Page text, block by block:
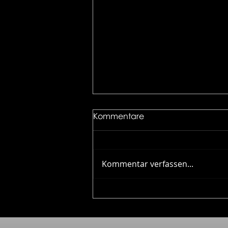
Kommentare
Kommentar verfassen...